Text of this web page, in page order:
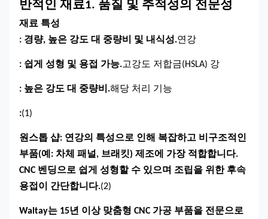
반적인 재료1. 품질 및 추적성의 전문성
재료 특성
: 경량, 높은 강도 대 중량비 및 내식성.연강
: 쉽게 성형 및 용접 가능.고강도 저합금(HSLA) 강
: 높은 강도 대 중량비.해당 처리 기능
:(1)
원스톱 샵: 연강의 특성으로 인해 복잡하고 비구조적인
부품(예: 차체 패널, 브래킷) 제조에 가장 적합합니다.
CNC 벤딩으로 쉽게 성형할 수 있으며 조립을 위한 후속
용접이 간단합니다.(2)
Waltay는 15년 이상 맞춤형 CNC 가공 부품을 전문으로